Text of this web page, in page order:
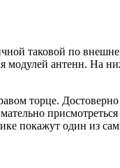
таковой по
антенн. На
торце.
покажут один из